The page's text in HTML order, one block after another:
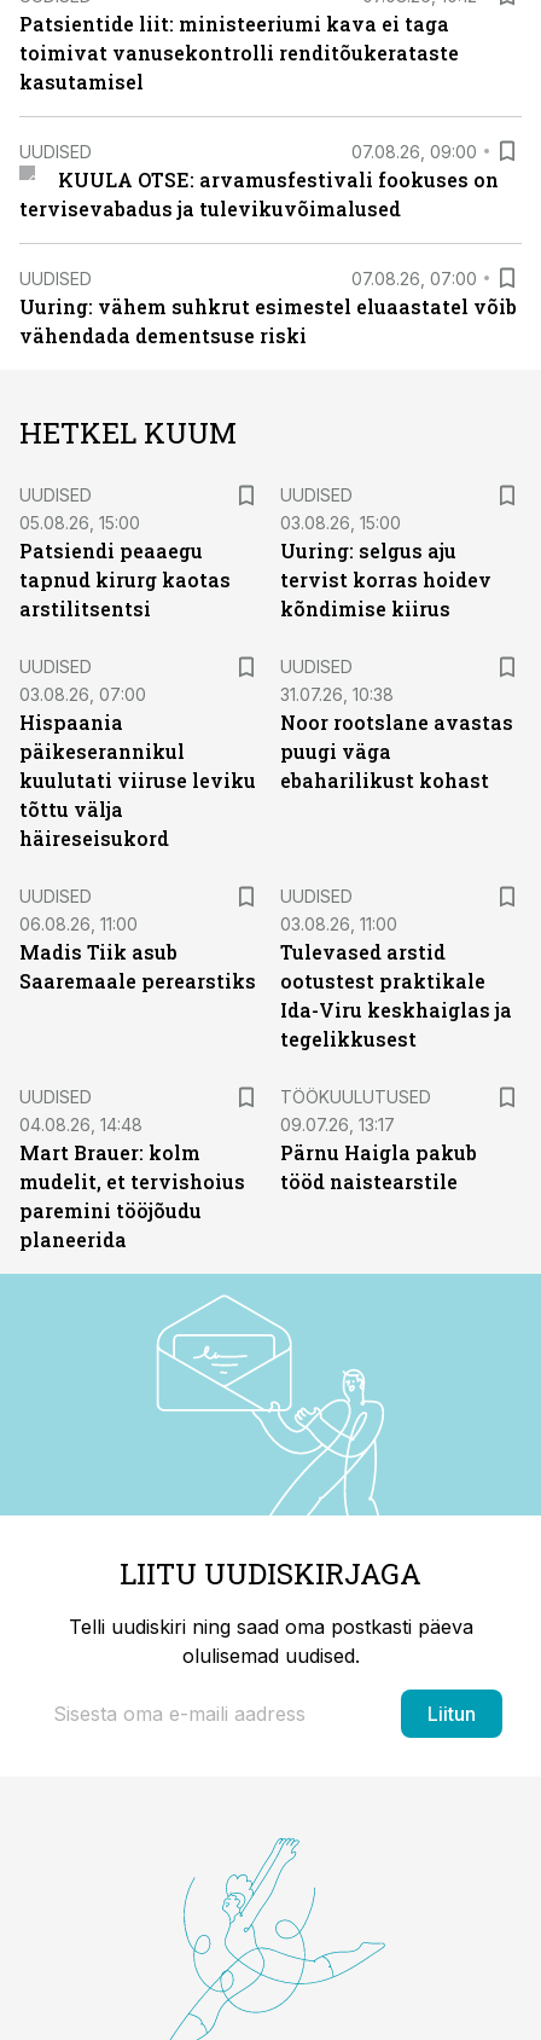
Patsientide liit: ministeeriumi kava ei taga
toimivat vanusekontrolli renditõukerataste
kasutamisel
UUDISED 07.08.26, 09:00
KUULA OTSE: arvamusfestivali fookuses on
tervisevabadus ja tulevikuvõimalused
UUDISED 07.08.26, 07:00
Uuring: vähem suhkrut esimestel eluaastatel võib
vähendada dementsuse riski
HETKEL KUUM
UUDISED
05.08.26, 15:00
Patsiendi peaaegu
tapnud kirurg kaotas
arstilitsentsi
UUDISED
03.08.26, 15:00
Uuring: selgus aju
tervist korras hoidev
kõndimise kiirus
UUDISED
03.08.26, 07:00
Hispaania
päikeserannikul
kuulutati viiruse leviku
tõttu välja
häireseisukord
UUDISED
31.07.26, 10:38
Noor rootslane avastas
puugi väga
ebaharilikust kohast
UUDISED
06.08.26, 11:00
Madis Tiik asub
Saaremaale perearstiks
UUDISED
03.08.26, 11:00
Tulevased arstid
ootustest praktikale
Ida-Viru keskhaiglas ja
tegelikkusest
UUDISED
04.08.26, 14:48
Mart Brauer: kolm
mudelit, et tervishoius
paremini tööjõudu
planeerida
TÖÖKUULUTUSED
09.07.26, 13:17
Pärnu Haigla pakub
tööd naistearstile
LIITU UUDISKIRJAGA
Telli uudiskiri ning saad oma postkasti päeva
olulisemad uudised.
Liitun